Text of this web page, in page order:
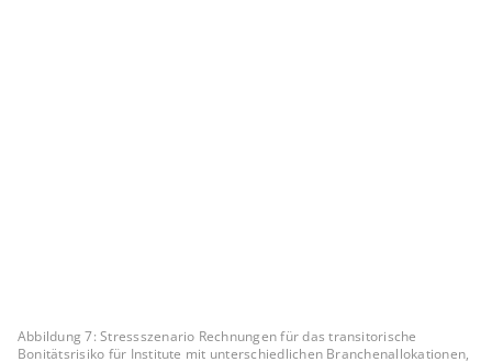
Abbildung 7: Stressszenario Rechnungen für das transitorische
Bonitätsrisiko für Institute mit unterschiedlichen Branchenallokationen,